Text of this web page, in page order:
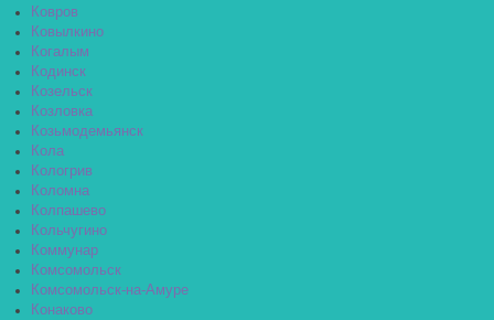
Ковров
Ковылкино
Когалым
Кодинск
Козельск
Козловка
Козьмодемьянск
Кола
Кологрив
Коломна
Колпашево
Кольчугино
Коммунар
Комсомольск
Комсомольск-на-Амуре
Конаково